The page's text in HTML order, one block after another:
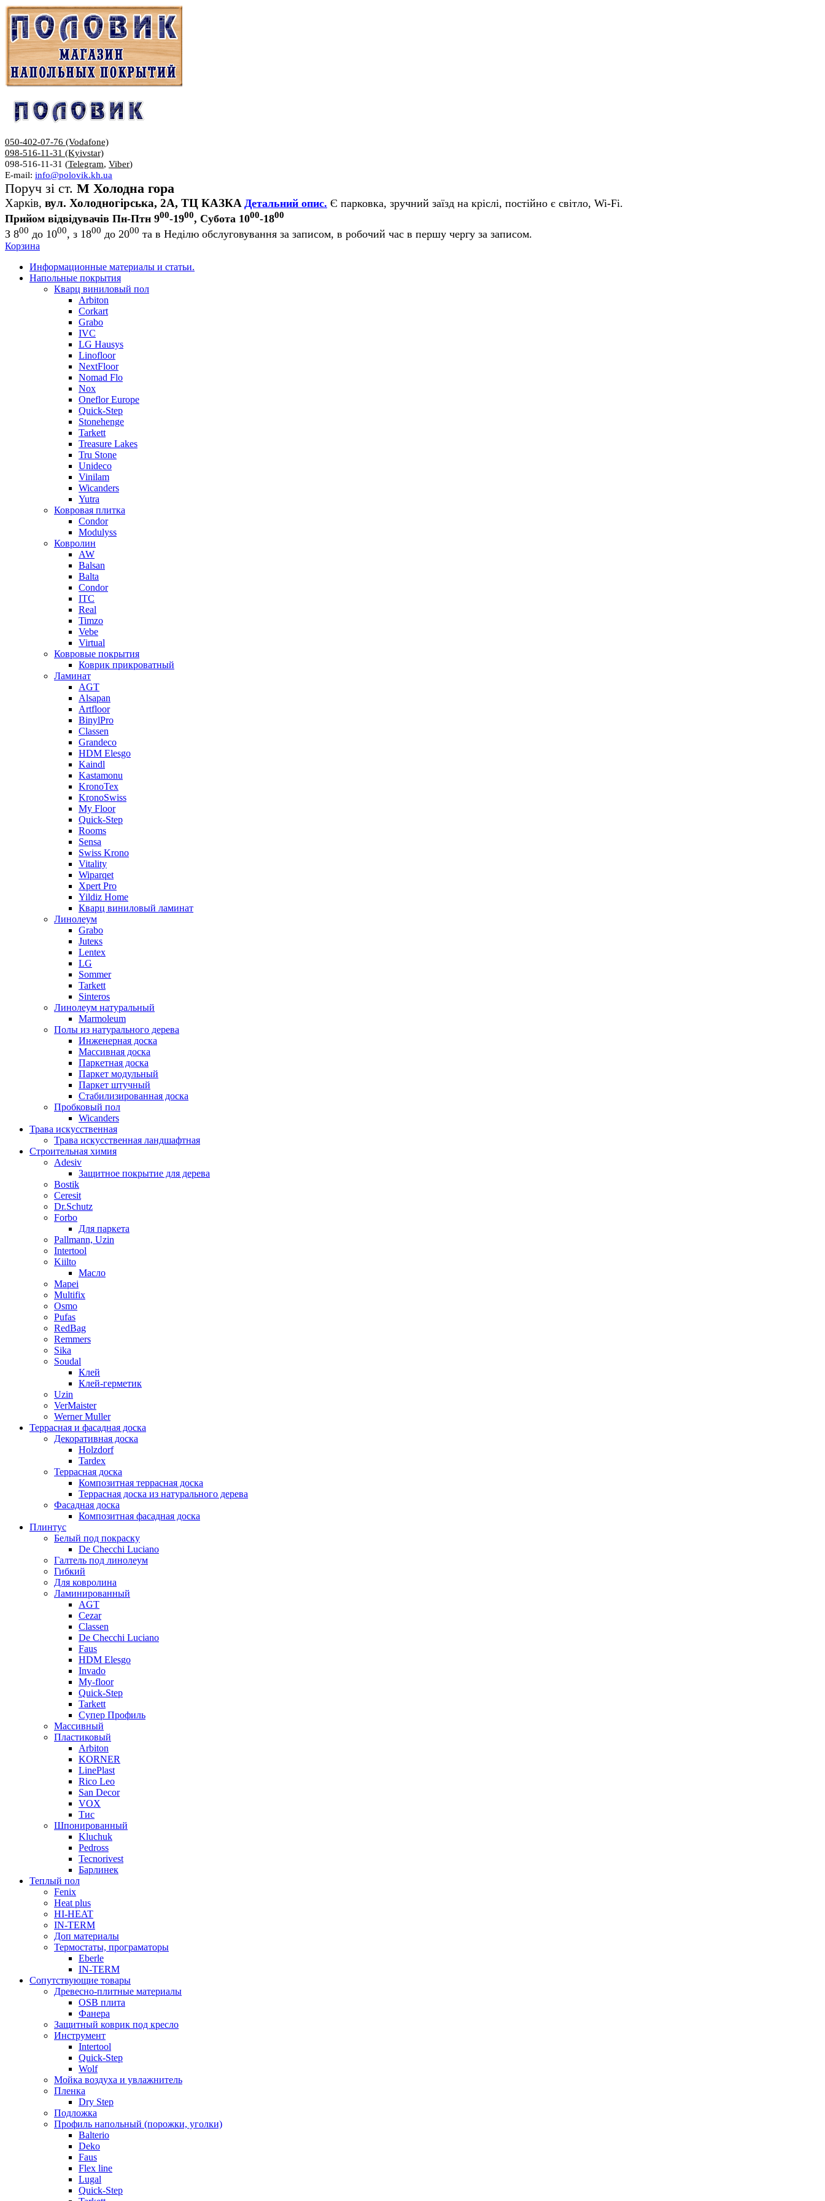
050-402-07-76 (Vodafone)
098-516-11-31 (Kyivstar)
098-516-11-31 (Telegram, Viber)
E-mail: info@polovik.kh.ua
Поруч зі ст. М Холодна гора
Харків, вул. Холодногірська, 2А, ТЦ КАЗКА Детальний опис. Є парковка, зручний заїзд на кріслі, постійно є світло, Wi-Fi.
Прийом відвідувачів Пн-Птн 900-1900, Субота 1000-1800
З 800 до 1000, з 1800 до 2000 та в Неділю обслуговування за записом, в робочий час в першу чергу за записом.
Корзина
Информационные материалы и статьи.
Напольные покрытия
Кварц виниловый пол
Arbiton
Corkart
Grabo
IVC
LG Hausys
Linofloor
NextFloor
Nomad Flo
Nox
Oneflor Europe
Quick-Step
Stonehenge
Tarkett
Treasure Lakes
Tru Stone
Unideco
Vinilam
Wicanders
Yutra
Ковровая плитка
Condor
Modulyss
Ковролин
AW
Balsan
Balta
Condor
ITC
Real
Timzo
Vebe
Virtual
Ковровые покрытия
Коврик прикроватный
Ламинат
AGT
Alsapan
Artfloor
BinylPro
Classen
Grandeco
HDM Elesgo
Kaindl
Kastamonu
KronoTex
KronoSwiss
My Floor
Quick-Step
Rooms
Sensa
Swiss Krono
Vitality
Wiparqet
Xpert Pro
Yildiz Home
Кварц виниловый ламинат
Линолеум
Grabo
Juteкs
Lentex
LG
Sommer
Tarkett
Sinteros
Линолеум натуральный
Marmoleum
Полы из натурального дерева
Инженерная доска
Массивная доска
Паркетная доска
Паркет модульный
Паркет штучный
Стабилизированная доска
Пробковый пол
Wicanders
Трава искусственная
Трава искусственная ландшафтная
Строительная химия
Adesiv
Защитное покрытие для дерева
Bostik
Ceresit
Dr.Schutz
Forbo
Для паркета
Pallmann, Uzin
Intertool
Kiilto
Масло
Mapei
Multifix
Osmo
Pufas
RedBag
Remmers
Sika
Soudal
Клей
Клей-герметик
Uzin
VerMaister
Werner Muller
Террасная и фасадная доска
Декоративная доска
Holzdorf
Tardex
Террасная доска
Композитная террасная доска
Террасная доска из натурального дерева
Фасадная доска
Композитная фасадная доска
Плинтус
Белый под покраску
De Checchi Luciano
Галтель под линолеум
Гибкий
Для ковролина
Ламинированный
AGT
Cezar
Classen
De Checchi Luciano
Faus
HDM Elesgo
Invado
My-floor
Quick-Step
Tarkett
Супер Профиль
Массивный
Пластиковый
Arbiton
KORNER
LinePlast
Rico Leo
San Decor
VOX
Тис
Шпонированный
Kluchuk
Pedross
Tecnorivest
Барлинек
Теплый пол
Fenix
Heat plus
HI-HEAT
IN-TERM
Доп материалы
Термостаты, програматоры
Eberle
IN-TERM
Сопутствующие товары
Древесно-плитные материалы
OSB плита
Фанера
Защитный коврик под кресло
Инструмент
Intertool
Quick-Step
Wolf
Мойка воздуха и увлажнитель
Пленка
Dry Step
Подложка
Профиль напольный (порожки, уголки)
Balterio
Deko
Faus
Flex line
Lugal
Quick-Step